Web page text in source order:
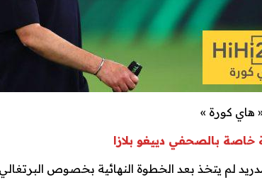
هاي كورة »
خاصة بالصحفي دييغو بلازا
لم يتخذ بعد الخطوة النهائية بخصوص